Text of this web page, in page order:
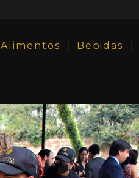
Alimentos Bebidas